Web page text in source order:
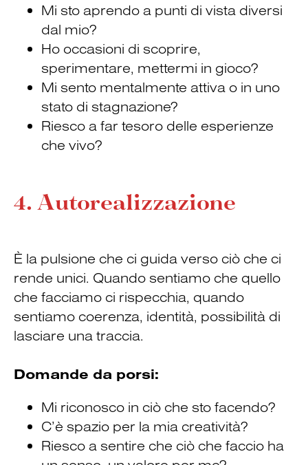
Mi sto aprendo a punti di vista diversi
dal mio?
Ho occasioni di scoprire,
sperimentare, mettermi in gioco?
Mi sento mentalmente attiva o in uno
stato di stagnazione?
Riesco a far tesoro delle esperienze
che vivo?
4. Autorealizzazione
È la pulsione che ci guida verso ciò che ci
rende unici. Quando sentiamo che quello
che facciamo ci rispecchia, quando
sentiamo coerenza, identità, possibilità di
lasciare una traccia.
Domande da porsi:
Mi riconosco in ciò che sto facendo?
C’è spazio per la mia creatività?
Riesco a sentire che ciò che faccio ha